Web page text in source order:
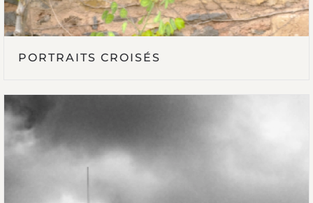
PORTRAITS CROISÉS